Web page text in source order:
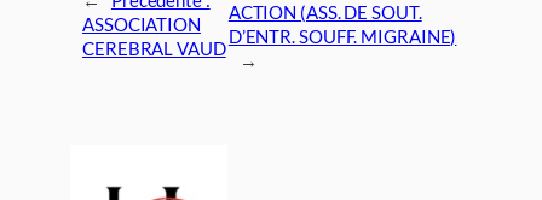
ASSOCIATION
CEREBRAL VAUD
ACTION (ASS. DE SOUT.
D’ENTR. SOUFF. MIGRAINE)
→